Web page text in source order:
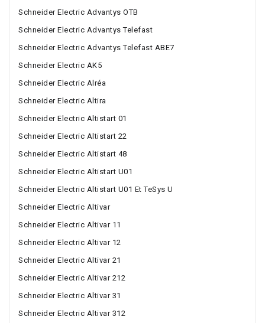
Schneider Electric Advantys OTB
Schneider Electric Advantys Telefast
Schneider Electric Advantys Telefast ABE7
Schneider Electric AK5
Schneider Electric Alréa
Schneider Electric Altira
Schneider Electric Altistart 01
Schneider Electric Altistart 22
Schneider Electric Altistart 48
Schneider Electric Altistart U01
Schneider Electric Altistart U01 Et TeSys U
Schneider Electric Altivar
Schneider Electric Altivar 11
Schneider Electric Altivar 12
Schneider Electric Altivar 21
Schneider Electric Altivar 212
Schneider Electric Altivar 31
Schneider Electric Altivar 312